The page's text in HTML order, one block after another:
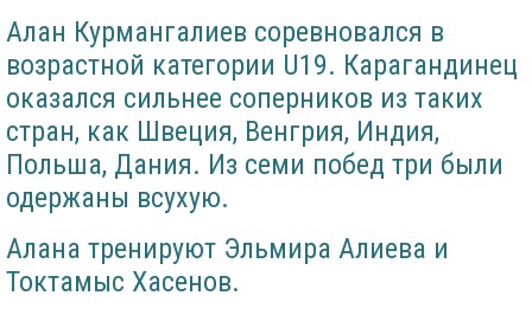
Алан Курмангалиев соревновался в
возрастной категории U19. Карагандинец
оказался сильнее соперников из таких
стран, как Швеция, Венгрия, Индия,
Польша, Дания. Из семи побед три были
одержаны всухую.
Алана тренируют Эльмира Алиева и
Токтамыс Хасенов.